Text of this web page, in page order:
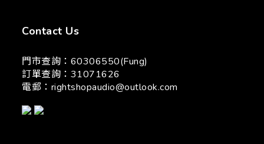
Contact Us
門市查詢：60306550(Fung)
訂單查詢：31071626
電郵： rightshopaudio@outlook.com